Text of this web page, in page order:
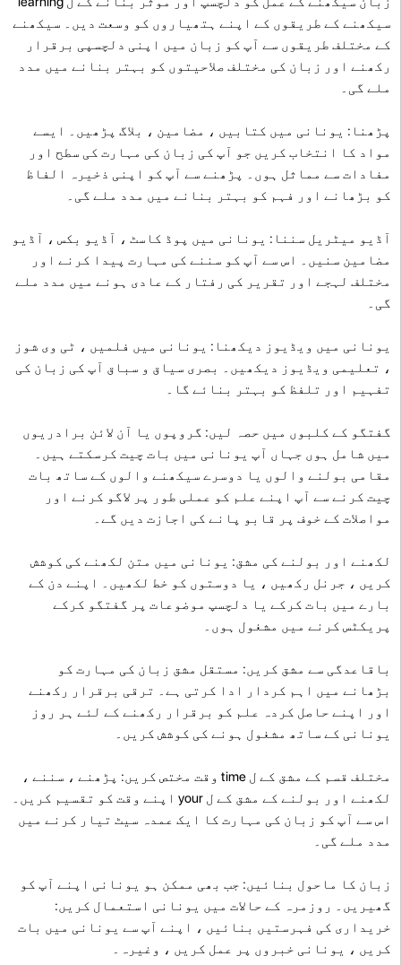
سیکھنے کے طریقوں کے اپنے ہتھیاروں کو وسعت دیں۔ سیکھنے
کے مختلف طریقوں سے آپ کو زبان میں اپنی دلچسپی برقرار
رکھنے اور زبان کی مختلف صلاحیتوں کو بہتر بنانے میں مدد
ملے گی۔
پڑھنا: یونانی میں کتابیں ، مضامین ، بلاگ پڑھیں۔ ایسے
مواد کا انتخاب کریں جو آپ کی زبان کی مہارت کی سطح اور
مفادات سے مماثل ہوں۔ پڑھنے سے آپ کو اپنی ذخیرہ الفاظ
کو بڑھانے اور فہم کو بہتر بنانے میں مدد ملے گی۔
آڈیو میٹریل سننا: یونانی میں پوڈ کاسٹ ، آڈیو بکس ، آڈیو
مضامین سنیں۔ اس سے آپ کو سننے کی مہارت پیدا کرنے اور
مختلف لہجے اور تقریر کی رفتار کے عادی ہونے میں مدد ملے
گی۔
یونانی میں ویڈیوز دیکھنا: یونانی میں فلمیں ، ٹی وی شوز
، تعلیمی ویڈیوز دیکھیں۔ بصری سیاق و سباق آپ کی زبان کی
تفہیم اور تلفظ کو بہتر بنائے گا۔
گفتگو کے کلبوں میں حصہ لیں: گروپوں یا آن لائن برادریوں
میں شامل ہوں جہاں آپ یونانی میں بات چیت کرسکتے ہیں۔
مقامی بولنے والوں یا دوسرے سیکھنے والوں کے ساتھ بات
چیت کرنے سے آپ اپنے علم کو عملی طور پر لاگو کرنے اور
مواصلات کے خوف پر قابو پانے کی اجازت دیں گے۔
لکھنے اور بولنے کی مشق: یونانی میں متن لکھنے کی کوشش
کریں ، جرنل رکھیں ، یا دوستوں کو خط لکھیں۔ اپنے دن کے
بارے میں بات کرکے یا دلچسپ موضوعات پر گفتگو کرکے
پریکٹس کرنے میں مشغول ہوں۔
باقاعدگی سے مشق کریں: مستقل مشق زبان کی مہارت کو
بڑھانے میں اہم کردار ادا کرتی ہے۔ ترقی برقرار رکھنے
اور اپنے حاصل کردہ علم کو برقرار رکھنے کے لئے ہر روز
یونانی کے ساتھ مشغول ہونے کی کوشش کریں۔
مختلف قسم کے مشق کے ل time وقت مختص کریں: پڑھنے ، سننے ،
لکھنے اور بولنے کے مشق کے ل your اپنے وقت کو تقسیم کریں۔
اس سے آپ کو زبان کی مہارت کا ایک عمدہ سیٹ تیار کرنے میں
مدد ملے گی۔
زبان کا ماحول بنائیں: جب بھی ممکن ہو یونانی اپنے آپ کو
گھیریں۔ روزمرہ کے حالات میں یونانی استعمال کریں:
خریداری کی فہرستیں بنائیں ، اپنے آپ سے یونانی میں بات
کریں ، یونانی خبروں پر عمل کریں ، وغیرہ۔